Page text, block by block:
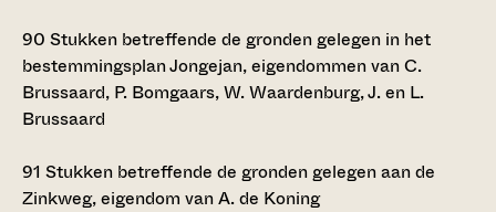
90 Stukken betreffende de gronden gelegen in het
bestemmingsplan Jongejan, eigendommen van C.
Brussaard, P. Bomgaars, W. Waardenburg, J. en L.
Brussaard
91 Stukken betreffende de gronden gelegen aan de
Zinkweg, eigendom van A. de Koning